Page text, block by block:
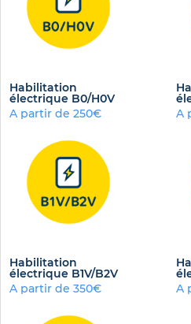
Habilitation
électrique B0/H0V
A partir de 250€
A
Habilitation
électrique B1V/B2V
A partir de 350€
A